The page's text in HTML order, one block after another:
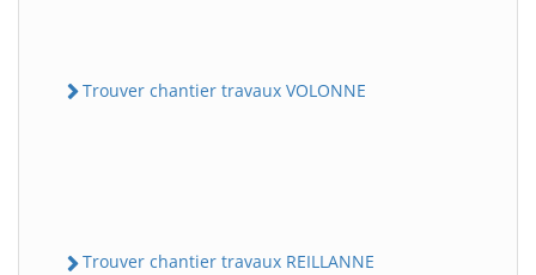
Trouver chantier travaux VOLONNE
Trouver chantier travaux REILLANNE